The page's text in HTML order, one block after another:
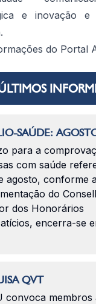
e inovação e
do Portal
SAÚDE:
para a
com saúde
agosto, conforme
do
dos Honorários
encerra-se
QVT
convoca membros